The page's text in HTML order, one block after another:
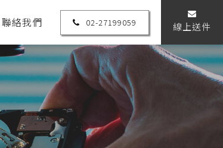
聯絡我們 02-27199059 線上送件